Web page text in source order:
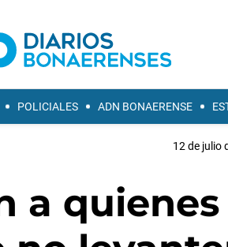
POLICIALES ADN BONAERENSE
12 de julio
a quienes